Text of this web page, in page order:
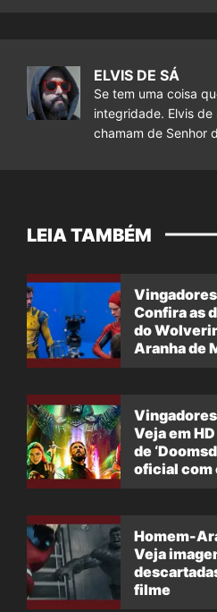
ELVIS DE SÁ
Se tem uma coisa
integridade. Elvis de
chamam de Senhor
LEIA TAMBÉM
Confira as
do
Aranha de
Veja em
de
oficial com
Homem-
Veja
filme